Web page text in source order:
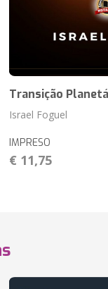
Transição
Israel Foguel
IMPRESO
€ 11,75